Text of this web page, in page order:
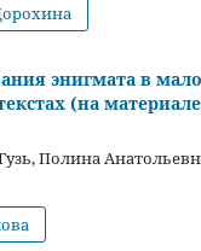
энигмата в
(на
Полина